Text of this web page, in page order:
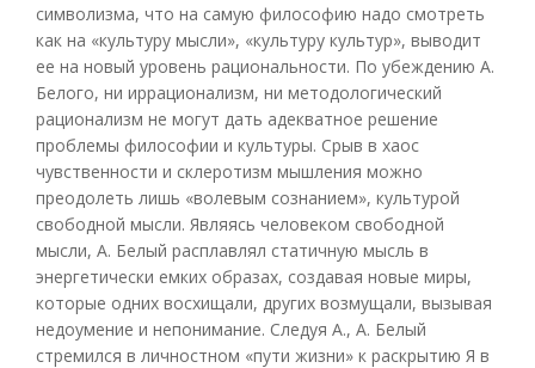
символизма, что на самую философию надо смотреть
как на «культуру мысли», «культуру культур», выводит
ее на новый уровень рациональности. По убеждению А.
Белого, ни иррационализм, ни методологический
рационализм не могут дать адекватное решение
проблемы философии и культуры. Срыв в хаос
чувственности и склеротизм мышления можно
преодолеть лишь «волевым сознанием», культурой
свободной мысли. Являясь человеком свободной
мысли, А. Белый расплавлял статичную мысль в
энергетически емких образах, создавая новые миры,
которые одних восхищали, других возмущали, вызывая
недоумение и непонимание. Следуя А., А. Белый
стремился в личностном «пути жизни» к раскрытию Я в